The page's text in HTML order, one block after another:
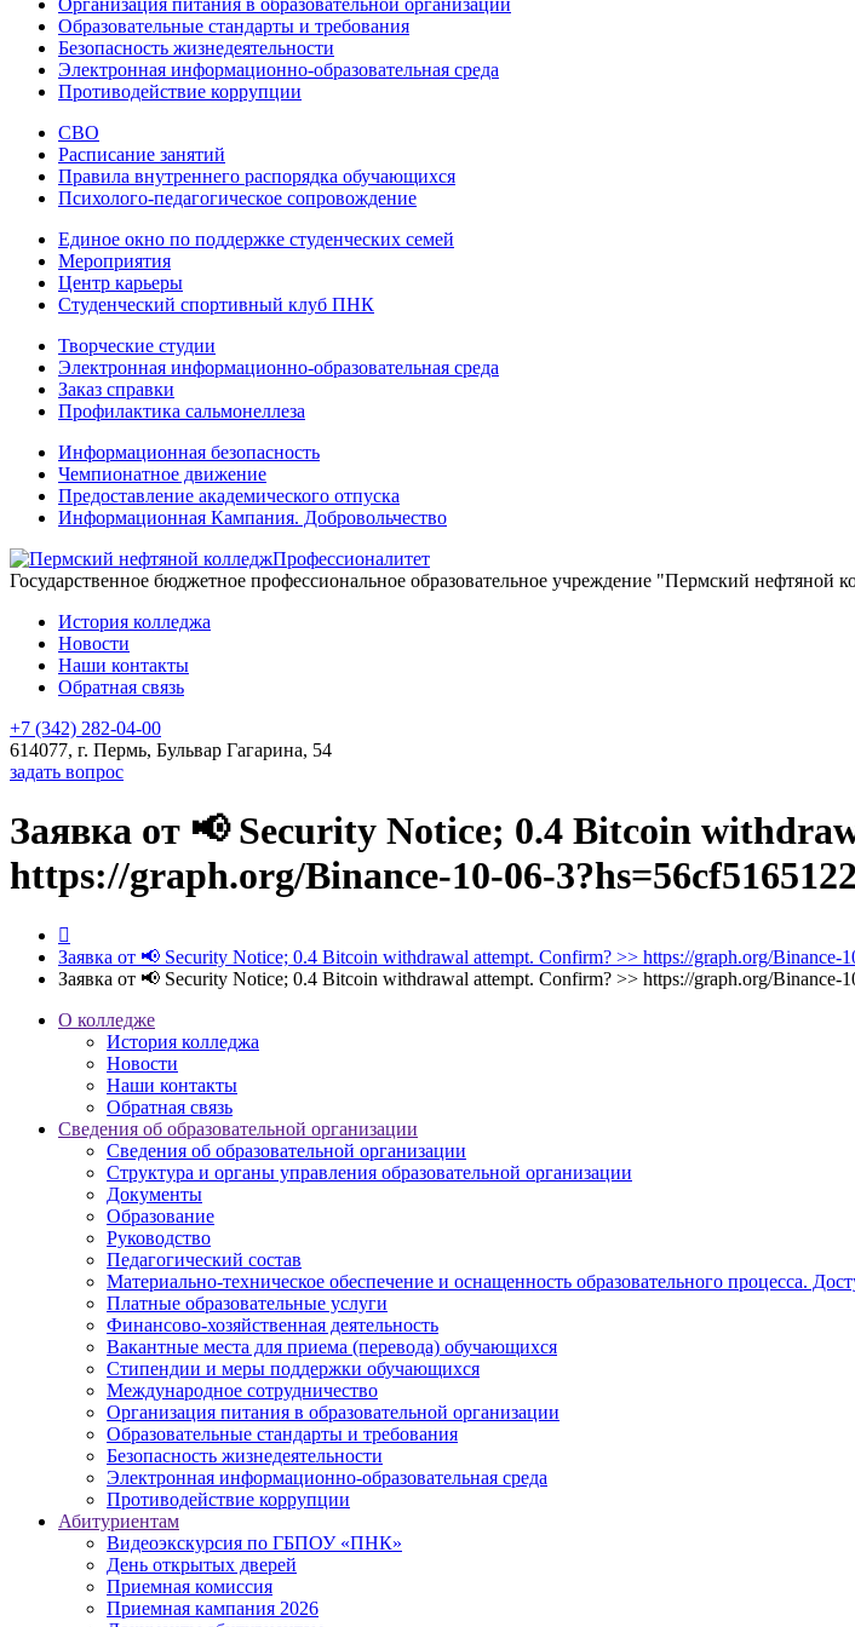
Организация питания в образовательной организации
Образовательные стандарты и требования
Безопасность жизнедеятельности
Электронная информационно-образовательная среда
Противодействие коррупции
СВО
Расписание занятий
Правила внутреннего распорядка обучающихся
Психолого-педагогическое сопровождение
Единое окно по поддержке студенческих семей
Мероприятия
Центр карьеры
Студенческий спортивный клуб ПНК
Творческие студии
Электронная информационно-образовательная среда
Заказ справки
Профилактика сальмонеллеза
Информационная безопасность
Чемпионатное движение
Предоставление академического отпуска
Информационная Кампания. Добровольчество
Профессионалитет
Государственное бюджетное профессиональное образовательное учреждение "Пермский нефтяной
История колледжа
Новости
Наши контакты
Обратная связь
+7 (342) 282-04-00
614077, г. Пермь, Бульвар Гагарина, 54
задать вопрос
Заявка от 📢 Security Notice; 0.4 Bitcoin
https://graph.org/Binance-10-06-
Заявка от 📢 Security Notice; 0.4 Bitcoin withdrawal attempt. Confirm? >> https://graph.org/
Заявка от 📢 Security Notice; 0.4 Bitcoin withdrawal attempt. Confirm? >> https://graph.org/
О колледже
История колледжа
Новости
Наши контакты
Обратная связь
Сведения об образовательной организации
Сведения об образовательной организации
Структура и органы управления образовательной организации
Документы
Образование
Руководство
Педагогический состав
Материально-техническое обеспечение и оснащенность образовательного процесса.
Платные образовательные услуги
Финансово-хозяйственная деятельность
Вакантные места для приема (перевода) обучающихся
Стипендии и меры поддержки обучающихся
Международное сотрудничество
Организация питания в образовательной организации
Образовательные стандарты и требования
Безопасность жизнедеятельности
Электронная информационно-образовательная среда
Противодействие коррупции
Абитуриентам
Видеоэкскурсия по ГБПОУ «ПНК»
День открытых дверей
Приемная комиссия
Приемная кампания 2026